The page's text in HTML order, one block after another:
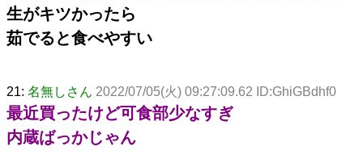
生がキツかったら
茹でると食べやすい
21: 名無しさん 2022/07/05(火) 09:27:09.62 ID:GhiGBdhf0
最近買ったけど可食部少なすぎ
内蔵ばっかじゃん